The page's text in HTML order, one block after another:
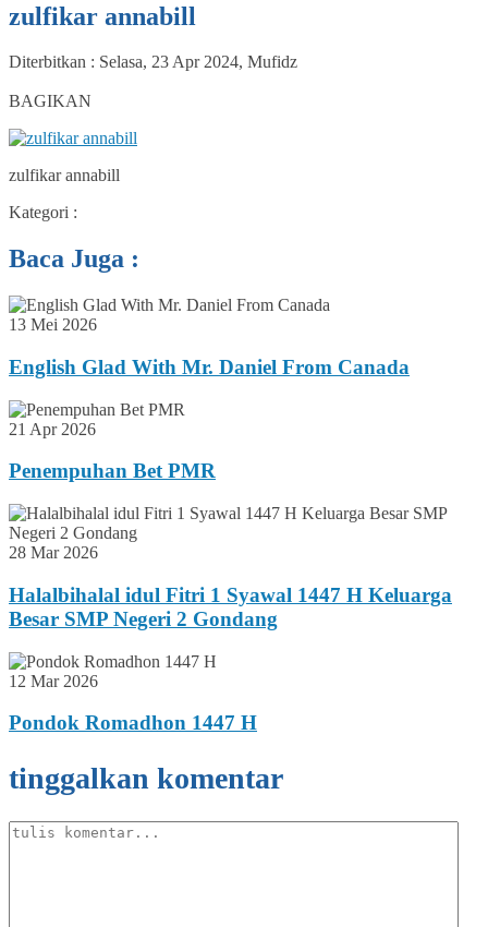
zulfikar annabill
Diterbitkan : Selasa, 23 Apr 2024, Mufidz
BAGIKAN
zulfikar annabill
Kategori :
Baca Juga :
13 Mei 2026
English Glad With Mr. Daniel From Canada
21 Apr 2026
Penempuhan Bet PMR
28 Mar 2026
Halalbihalal idul Fitri 1 Syawal 1447 H Keluarga
Besar SMP Negeri 2 Gondang
12 Mar 2026
Pondok Romadhon 1447 H
tinggalkan komentar